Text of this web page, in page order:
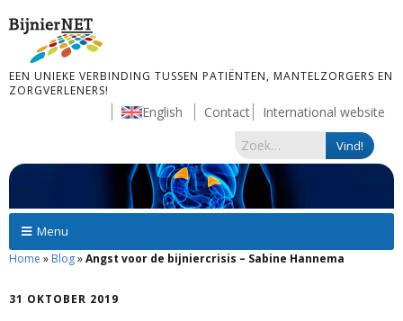
EEN UNIEKE VERBINDING TUSSEN PATIËNTEN, MANTELZORGERS EN
ZORGVERLENERS!
English Contact International website
Menu
Home » Blog»Angst voor de bijniercrisis – Sabine Hannema
31 OKTOBER 2019